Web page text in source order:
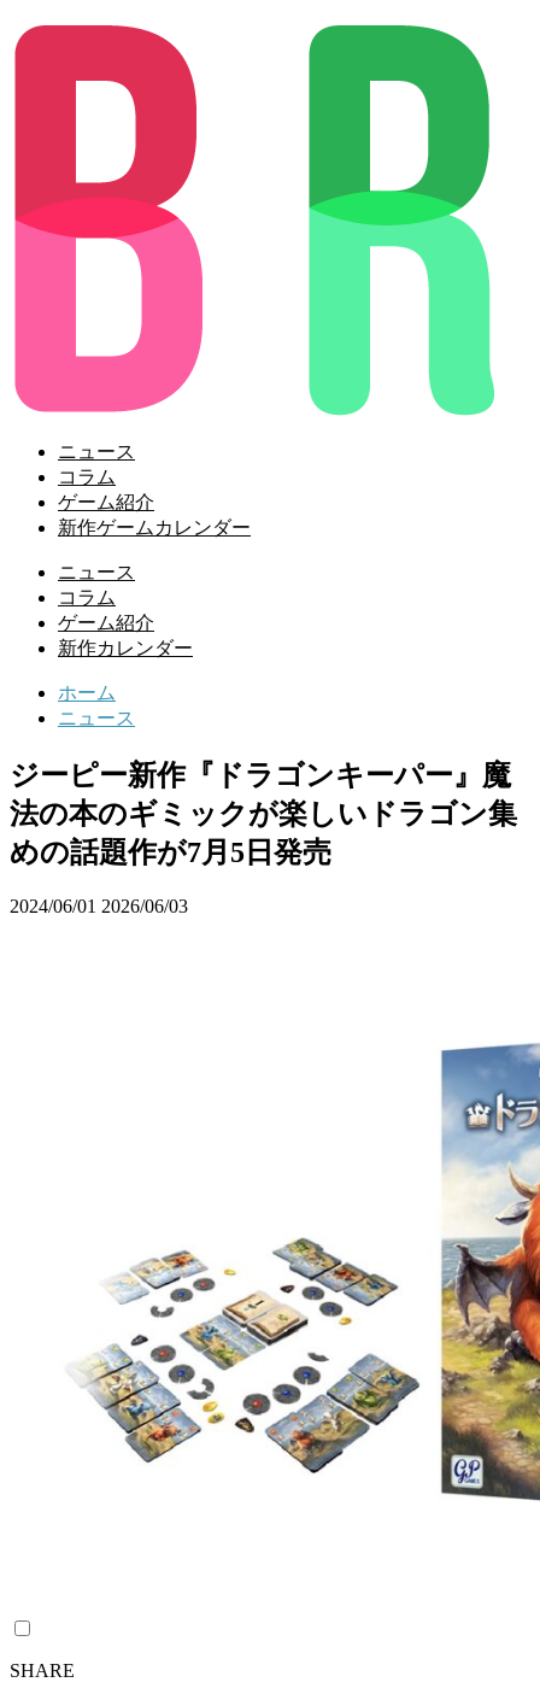
ニュース
コラム
ゲーム紹介
新作ゲームカレンダー
ニュース
コラム
ゲーム紹介
新作カレンダー
ホーム
ニュース
ジーピー新作『ドラゴンキーパー』魔
法の本のギミックが楽しいドラゴン集
めの話題作が7月5日発売
2024/06/01 2026/06/03
SHARE